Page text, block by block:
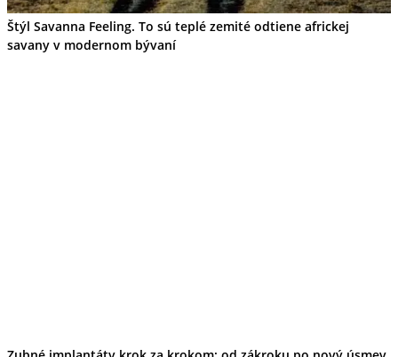
Štýl Savanna Feeling. To sú teplé zemité odtiene africkej
savany v modernom bývaní